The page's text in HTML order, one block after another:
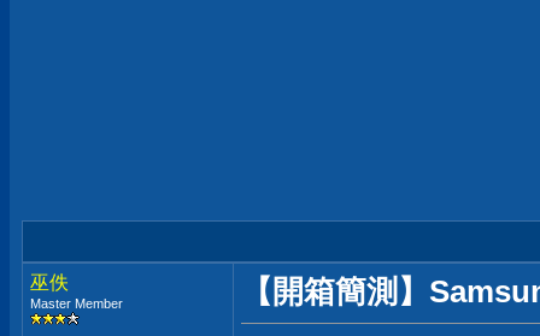
巫佚
Master Member 【開箱簡測】